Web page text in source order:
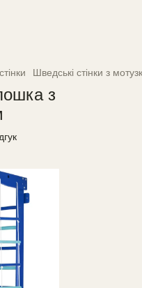
Шведські стінки з
з